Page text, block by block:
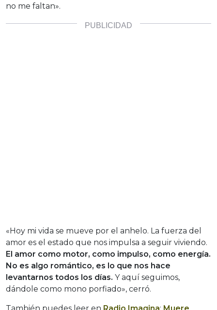
no me faltan».
«Hoy mi vida se mueve por el anhelo. La fuerza del
amor es el estado que nos impulsa a seguir viviendo.
El amor como motor, como impulso, como energía.
No es algo romántico, es lo que nos hace
levantarnos todos los días. Y aquí seguimos,
dándole como mono porfiado», cerró.